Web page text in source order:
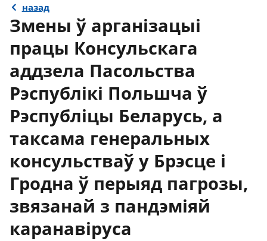
назад
Змены ў арганізацыі
працы Консульскага
аддзела Пасольства
Рэспублікі Польшча ў
Рэспубліцы Беларусь, а
таксама генеральных
консульстваў у Брэсце і
Гродна ў перыяд пагрозы,
звязанай з пандэміяй
каранавіруса